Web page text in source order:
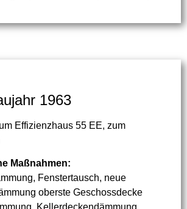
1963
Effizienzhaus 55 EE, zum
Maßnahmen:
Fenstertausch, neue
oberste Geschossdecke